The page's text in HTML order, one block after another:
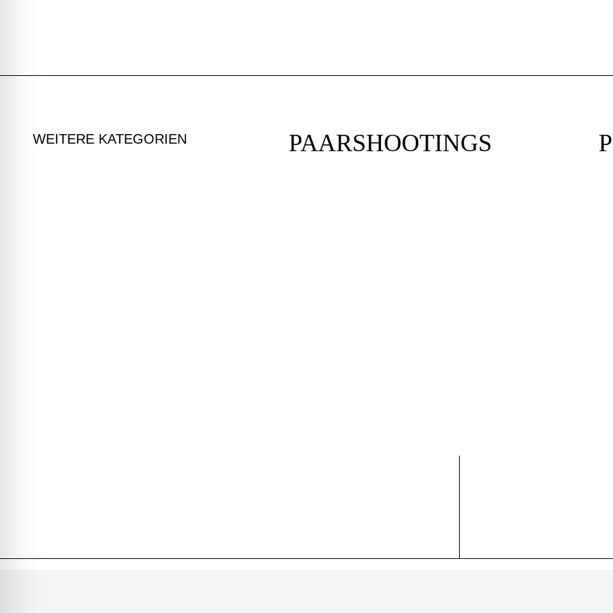
WEITERE KATEGORIEN PAARSHOOTINGS